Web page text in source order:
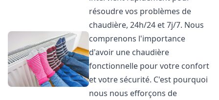
résoudre vos problèmes de
chaudière, 24h/24 et 7j/7. Nous
comprenons l'importance
d'avoir une chaudière
fonctionnelle pour votre confort
et votre sécurité. C'est pourquoi
nous nous efforçons de